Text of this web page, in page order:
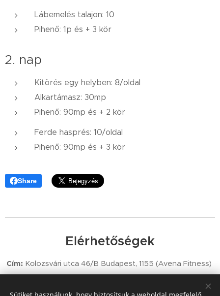
Lábemelés talajon: 10
Pihenő: 1p és + 3 kör
2. nap
Kitörés egy helyben: 8/oldal
Alkartámasz: 30mp
Pihenő: 90mp és + 2 kör
Ferde hasprés: 10/oldal
Pihenő: 90mp és + 3 kör
Share
Elérhetőségek
Cím: Kolozsvári utca 46/B Budapest, 1155 (Avena Fitness)